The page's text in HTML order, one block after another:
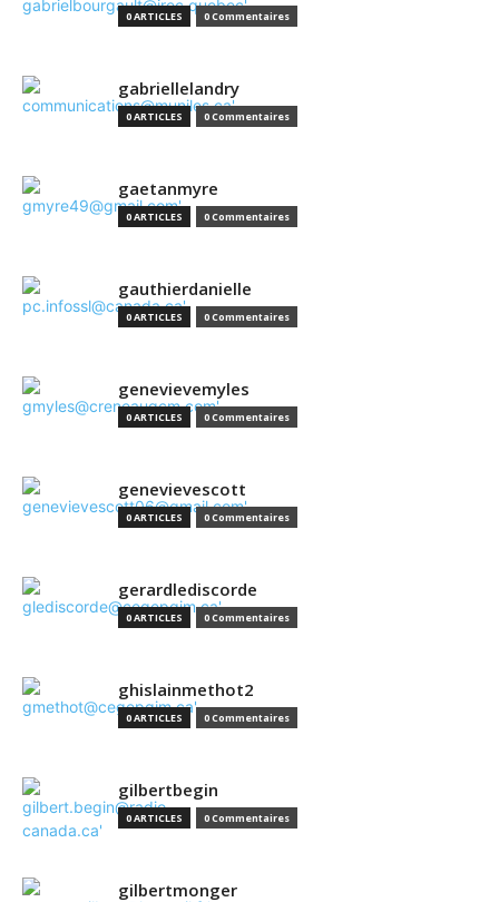
0 ARTICLES 0 Commentaires
gabriellelandry
0 ARTICLES 0 Commentaires
gaetanmyre
0 ARTICLES 0 Commentaires
gauthierdanielle
0 ARTICLES 0 Commentaires
genevievemyles
0 ARTICLES 0 Commentaires
genevievescott
0 ARTICLES 0 Commentaires
gerardlediscorde
0 ARTICLES 0 Commentaires
ghislainmethot2
0 ARTICLES 0 Commentaires
gilbertbegin
0 ARTICLES 0 Commentaires
gilbertmonger